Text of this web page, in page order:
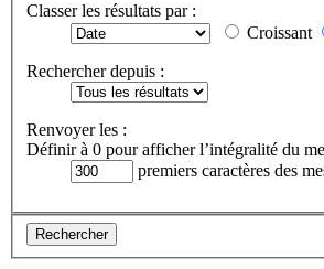
Classer les résultats par :
Croissant
Rechercher depuis :
Renvoyer les :
Définir à 0 pour afficher l’intégralité du
premiers caractères des